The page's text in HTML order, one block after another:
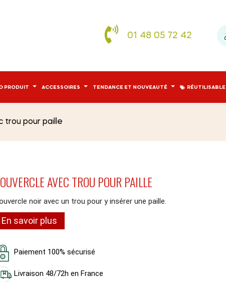
01 48 05 72 42
PRODUIT ACCESSOIRES TENDANCE ET NOUVEAUTÉ RÉUTILISABLE
trou pour paille
AVEC TROU POUR PAILLE
noir avec un trou pour y insérer une paille.
En savoir plus
Paiement 100% sécurisé
Livraison 48/72h en France